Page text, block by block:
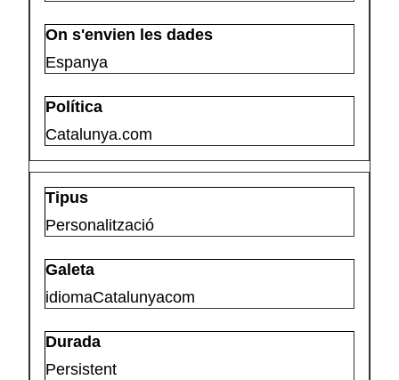
Espanya
Catalunya.com
Personalització
idiomaCatalunyacom
Persistent